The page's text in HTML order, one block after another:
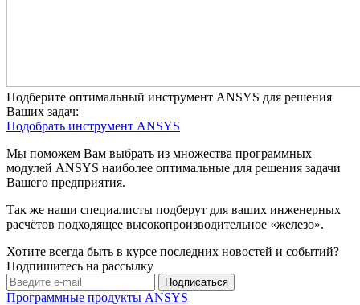
Подберите оптимальный инструмент ANSYS для решения
Ваших задач:
Подобрать инструмент ANSYS
Мы поможем Вам выбрать из множества программных
модулей ANSYS наиболее оптимальные для решения задачи
Вашего предприятия.
Так же наши специалисты подберут для ваших инженерных
расчётов подходящее высокопроизводительное «железо».
Хотите всегда быть в курсе последних новостей и событий?
Подпишитесь на рассылку
Программные продукты ANSYS